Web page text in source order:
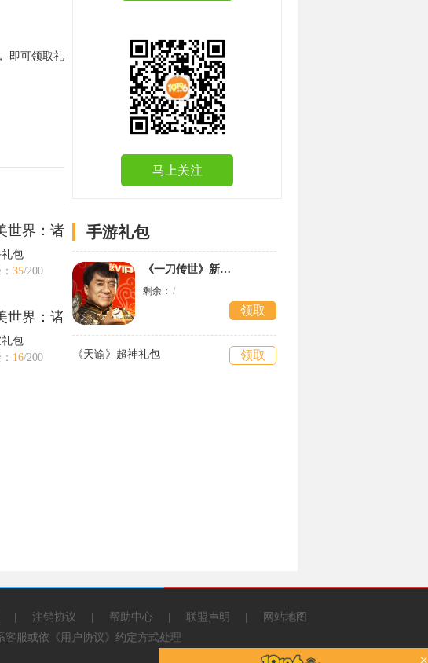
即可领取礼
世界：诸
包
35/200
世界：诸
包
16/200
马上关注
手游礼包
领取
《一刀传世》新手礼包
剩余： /
《天谕》超神礼包 领取
| 注销协议 | 帮助中心 | 联盟声明 |
网站地图
服或依《用户协议》约定方式处理